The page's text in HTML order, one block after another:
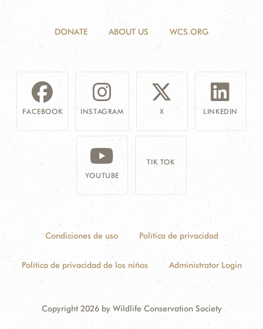
DONATE ABOUT US WCS.ORG
FACEBOOK INSTAGRAM X LINKEDIN
YOUTUBE
TIK TOK
Condiciones de uso Política de privacidad
Política de privacidad de los niños Administrator Login
Copyright 2026 by Wildlife Conservation Society